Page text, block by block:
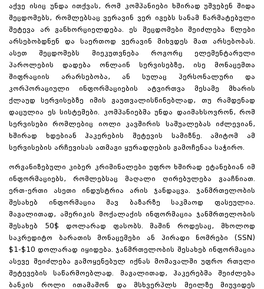
აქვე ისიც უნდა ითქვას, რომ კომპანიები ხშირად უშვებენ შიდა
შეცდომებს, რომლებსაც ვერავინ ვერ იგებს სანამ წარმატებული
შეტევა არ განხორციელდება. ეს შეცდომები შეიძლება წლები
არსებობდნენ და საერთოდ ვერავინ მიხვდეს მათ არსებობას.
ასეთ შეცდომებს მიეკუთვნება როგორც ელემენტარული
პაროლების დადება ონლაინ სერვისებზე, ისე მონაცემთა
შიფრაციის არარსებობა, ან სულაც პერსონალური და
კორპორაციული ინფორმაციების ატვირთვა მესამე მხარის
ქლაუდ სერვისებზე იმის გაუთვალისწინებლად, თუ რამდენად
დაცულია ეს სისტემები. კომპანიებმა უნდა დაიმახსოვრონ, რომ
სერვისები რომლებიც იოლი კავშირის საშუალებას იძლევიან,
ხშირად ხდებიან ჰაკერების შეტევის სამიზნე. ამიტომ ამ
სერვისების არჩევისას ათმაგი ყურადღების გამოჩენაა საჭირო.
ორგანიზებული კიბერ კრიმინალები უფრო ხშირად ეტანებიან იმ
ინფორმაციებს, რომლებსაც მაღალი ღირებულება გააჩნიათ.
ერთ-ერთი ასეთი ინდუსტრია არის ჯანდაცვა. ჯანმრთელობის
შესახებ ინფორმაცია შავ ბაზარზე საკმაოდ ფასეულია.
მაგალითად, ამერიკის მოქალაქის ინფორმაცია ჯანმრთელობის
შესახებ 50$ დოლარად ფასობს. მაშინ როდესაც, მხოლოდ
საკრედიტო ბარათის მონაცემები ან პირადი ნომრები (SSN)
$1-$10 დოლარად იყიდება. ჯანმრთელობის შესახებ ინფორმაცია
ასევე შეიძლება გამოყენებულ იქნას მომავალში უფრო რთული
შეტევების საწარმოებლად. მაგალითად, ჰაკერებმა შეიძლება
ბანკის როლი ითამაშონ და მსხვერპლს მეილზე მიუვიდეს